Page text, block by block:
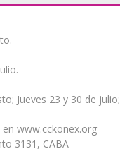
Jueves 23 y 30 de julio;
www.cckonex.org
3131, CABA